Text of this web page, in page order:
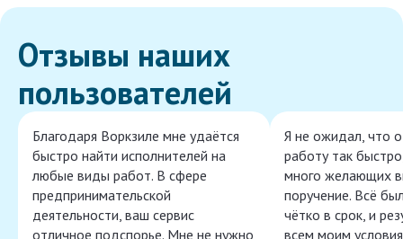
Отзывы наших
пользователей
Благодаря Воркзиле мне удаётся
быстро найти исполнителей на
любые виды работ. В сфере
предпринимательской
деятельности, ваш сервис
отличное подспорье. Мне не нужно
Я не ожидал, что
работу так
много желающих
поручение. Всё
чётко в срок, и
всем моим